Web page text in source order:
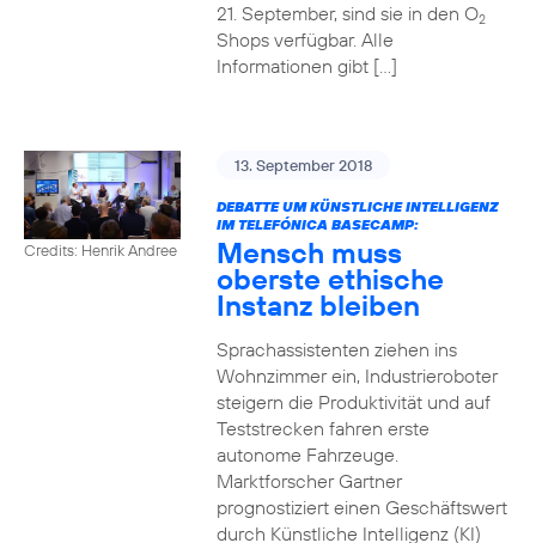
21. September, sind sie in den O2
Shops verfügbar. Alle
Informationen gibt […]
Credits: Henrik Andree
13. September 2018
DEBATTE UM KÜNSTLICHE INTELLIGENZ
IM TELEFÓNICA BASECAMP:
Mensch muss
oberste ethische
Instanz bleiben
Sprachassistenten ziehen ins
Wohnzimmer ein, Industrieroboter
steigern die Produktivität und auf
Teststrecken fahren erste
autonome Fahrzeuge.
Marktforscher Gartner
prognostiziert einen Geschäftswert
durch Künstliche Intelligenz (KI)